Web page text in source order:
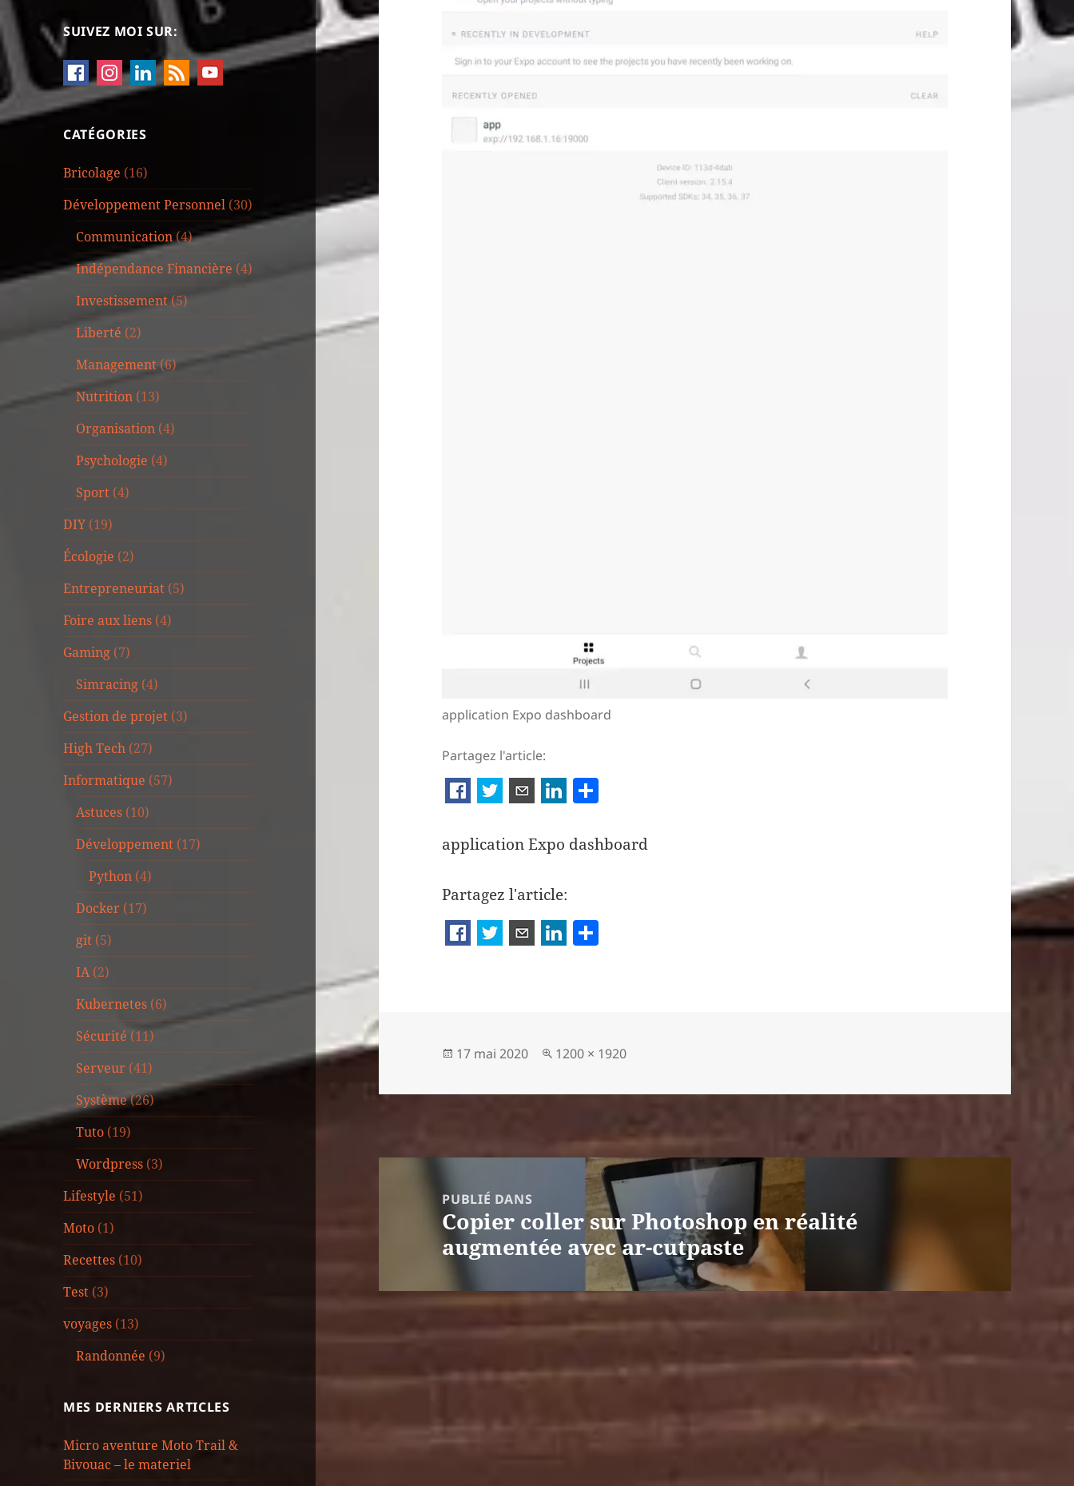
SUIVEZ MOI SUR:
CATÉGORIES
Bricolage (16)
Développement Personnel (30)
Communication(4)
Indépendance Financière (4)
Investissement (5)
Liberté (2)
Management(6)
Nutrition (13)
Organisation (4)
Psychologie (4)
Sport (4)
DIY (19)
Écologie (2)
Entrepreneuriat (5)
Foire aux liens (4)
Gaming (7)
Simracing (4)
Gestion de projet (3)
High Tech (27)
Informatique (57)
Astuces (10)
Développement (17)
Python (4)
Docker (17)
git (5)
IA(2)
Kubernetes (6)
Sécurité (11)
Serveur (41)
Système(26)
Tuto (19)
Wordpress (3)
Lifestyle (51)
Moto (1)
Recettes (10)
Test (3)
voyages (13)
Randonnée (9)
MES DERNIERS ARTICLES
Micro aventure Moto Trail &
Bivouac – le materiel
application Expo dashboard
Partagez l'article:
ta
application Expo dashboard
Partagez l'article:
er
Publié
17 mai 2020
Taille
1200 × 1920
PUBLIÉ DANS
Copier coller sur Photoshop en réalité
augmentée avec ar-cutpaste